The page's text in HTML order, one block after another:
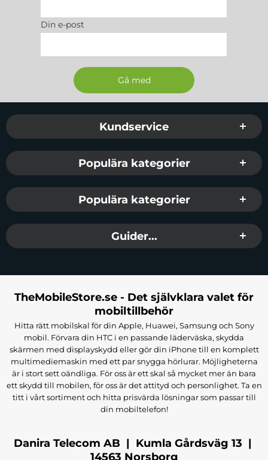
Din e-post
Sidfot Blandad info och länkar
Kundservice
Populära kategorier
Populära kategorier
Guider...
TheMobileStore.se - Det självklara valet för
mobiltillbehör
Hitta rätt mobilskal för din Apple, Huawei, Samsung och Sony
mobil. Förvara din HTC i en passande läderväska, skydda
skärmen med displayskydd eller gör din iPhone till en komplett
multimediemaskin med ett par snygga hörlurar. Möjligheterna
är i stort sett oändliga. För oss är ett skal så mycket mer än bara
ett skydd till mobilen, för oss är det attityd och personlighet. Ta en
titt i vårt sortiment och hitta prisvärda lösningar som passar till
din mobiltelefon!
Danira Telecom AB | Kumla Gårdsväg 13 |
14563 Norsborg